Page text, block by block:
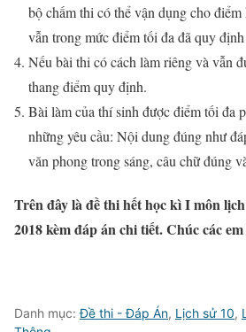
bộ chấm thi có thể vận dụng cho
vẫn trong mức điểm tối đa đã quy
Nếu bài thi có cách làm riêng và vẫn
thang điểm quy định.
Bài làm của thí sinh được điểm tối đa
những yêu cầu: Nội dung đúng như
văn phong trong sáng, câu chữ đúng
Trên đây là đề thi hết học kì I môn
2018 kèm đáp án chi tiết. Chúc các
Danh mục:Đề thi - Đáp Án, Lịch sử 10,